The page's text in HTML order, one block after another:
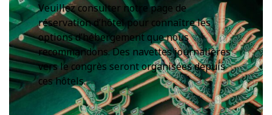
Veuillez consulter notre page de
réservation d’hôtel pour connaître les
options d’hébergement que nous
recommandons. Des navettes journalières
vers le congrès seront organisées depuis
ces hôtels.